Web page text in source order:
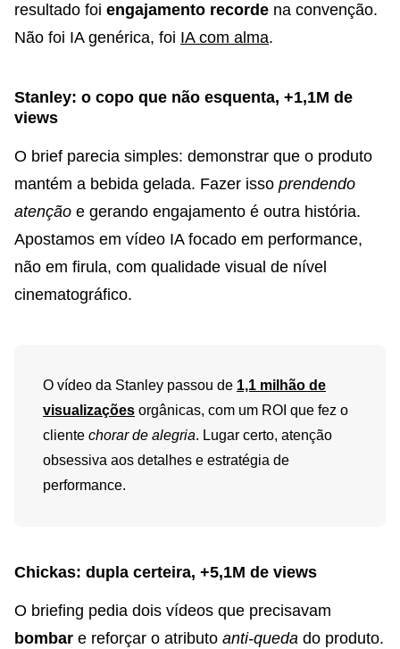
resultado foi engajamento recorde na convenção.
Não foi IA genérica, foi IA com alma.
Stanley: o copo que não esquenta, +1,1M de
views
O brief parecia simples: demonstrar que o produto
mantém a bebida gelada. Fazer isso prendendo
atenção e gerando engajamento é outra história.
Apostamos em vídeo IA focado em performance,
não em firula, com qualidade visual de nível
cinematográfico.
O vídeo da Stanley passou de 1,1 milhão de
visualizações orgânicas, com um ROI que fez o
cliente chorar de alegria. Lugar certo, atenção
obsessiva aos detalhes e estratégia de
performance.
Chickas: dupla certeira, +5,1M de views
O briefing pedia dois vídeos que precisavam
bombar e reforçar o atributo anti-queda do produto.